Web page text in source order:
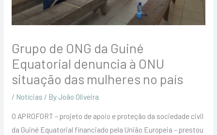
Grupo de ONG da Guiné
Equatorial denuncia à ONU
situação das mulheres no país
/ Notícias / By João Oliveira
O APROFORT – projeto de apoio e proteção da sociedade civil
da Guiné Equatorial financiado pela União Europeia – prestou